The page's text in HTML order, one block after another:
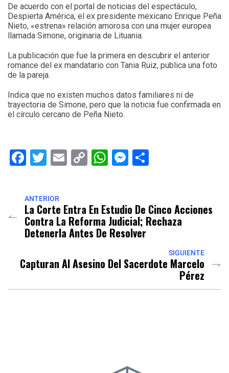
De acuerdo con el portal de noticias del espectáculo,
Despierta América, el ex presidente mexicano Enrique Peña
Nieto, «estrena» relación amorosa con una mujer europea
llamada Simone, originaria de Lituania.
La publicación que fue la primera en descubrir el anterior
romance del ex mandatario con Tania Ruiz, publica una foto
de la pareja.
Indica que no existen muchos datos familiares ni de
trayectoria de Simone, pero que la noticia fue confirmada en
el círculo cercano de Peña Nieto.
Facebook
Twitter
EmailCopyWhatsApp
Messenger
ANTERIOR
La Corte Entra En Estudio De Cinco Acciones
Contra La Reforma Judicial; Rechaza
Detenerla Antes De Resolver
SIGUIENTE
Capturan Al Asesino Del Sacerdote Marcelo
Pérez